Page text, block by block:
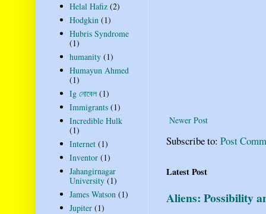
Newer Post
Subscribe to: Post
Latest Post
Aliens: Possibility
Helal Hafiz (2)
Hodgkin (1)
Hubris Syndrome
(1)
humanity (1)
Humayun Ahmed
(1)
Ig নোবেল (1)
Immigrants (1)
Incredible Hulk
(1)
Internet (1)
Inventor (1)
Jahangirnagar
University (1)
James Watson (1)
Jupiter (1)